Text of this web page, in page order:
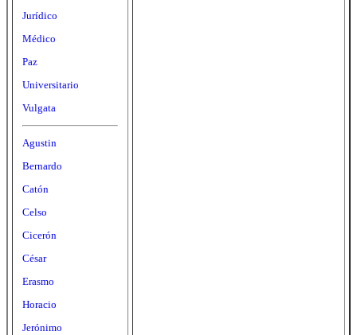
Jurídico
Médico
Paz
Universitario
Vulgata
Agustin
Bernardo
Catón
Celso
Cicerón
César
Erasmo
Horacio
Jerónimo